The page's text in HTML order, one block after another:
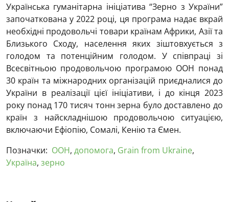
Українська гуманітарна ініціатива “Зерно з України”
започаткована у 2022 році, ця програма надає вкрай
необхідні продовольчі товари країнам Африки, Азії та
Близького Сходу, населення яких зіштовхується з
голодом та потенційним голодом. У співпраці зі
Всесвітньою продовольчою програмою ООН понад
30 країн та міжнародних організацій приєдналися до
України в реалізації цієї ініціативи, і до кінця 2023
року понад 170 тисяч тонн зерна було доставлено до
країн з найскладнішою продовольчою ситуацією,
включаючи Ефіопію, Сомалі, Кенію та Ємен.
Позначки: ООН, допомога, Grain from Ukraine,
Україна, зерно